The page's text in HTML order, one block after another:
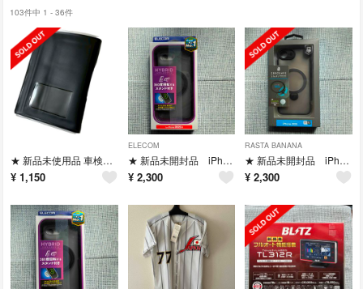
103件中 1 - 36件
★ 新品未使用品 車検証入れ 電子車検証対応ケース
¥ 1,150
ELECOM
★ 新品未開封品 iPhone 16ｅケース
¥ 2,300
RASTA BANANA
★ 新品未開封品 iPhone 16eケース
¥ 2,300